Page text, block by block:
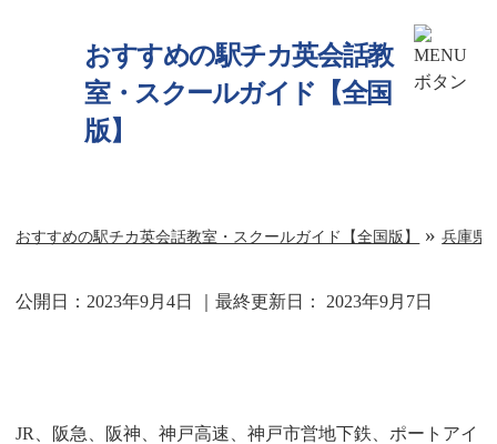
おすすめの駅チカ英会話教
室・スクールガイド【全国
版】
おすすめの駅チカ英会話教室・スクールガイド【全国版】 »兵庫県
公開日：2023年9月4日 ｜最終更新日：2023年9月7日
JR、阪急、阪神、神戸高速、神戸市営地下鉄、ポートアイ